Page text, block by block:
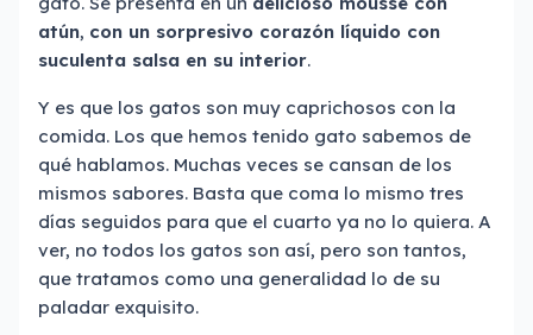
atún, con un sorpresivo corazón líquido con
suculenta salsa en su interior.
Y es que los gatos son muy caprichosos con la
comida. Los que hemos tenido gato sabemos de
qué hablamos. Muchas veces se cansan de los
mismos sabores. Basta que coma lo mismo tres
días seguidos para que el cuarto ya no lo quiera. A
ver, no todos los gatos son así, pero son tantos,
que tratamos como una generalidad lo de su
paladar exquisito.